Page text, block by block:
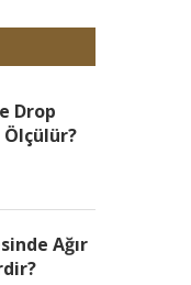
Drop
Ölçülür?
Ağır